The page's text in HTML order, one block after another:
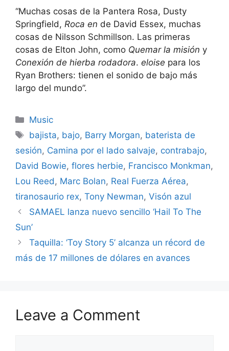
“Muchas cosas de la Pantera Rosa, Dusty
Springfield, Roca en de David Essex, muchas
cosas de Nilsson Schmillson. Las primeras
cosas de Elton John, como Quemar la misión y
Conexión de hierba rodadora. eloise para los
Ryan Brothers: tienen el sonido de bajo más
largo del mundo”.
Categories
Music
Tags
bajista, bajo, Barry Morgan, baterista de
sesión, Camina por el lado salvaje, contrabajo,
David Bowie, flores herbie, Francisco Monkman,
Lou Reed, Marc Bolan, Real Fuerza Aérea,
tiranosaurio rex, Tony Newman, Visón azul
SAMAEL lanza nuevo sencillo ‘Hail To The
Sun’
Taquilla: ‘Toy Story 5’ alcanza un récord de
más de 17 millones de dólares en avances
Leave a Comment